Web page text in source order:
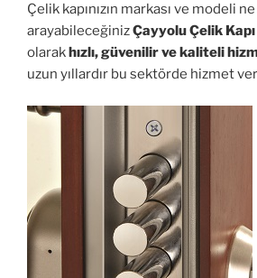
Çelik kapınızın markası ve modeli
arayabileceğinizÇayyolu Çelik
olarak hızlı, güvenilir ve kaliteli
uzun yıllardır bu sektörde hizmet